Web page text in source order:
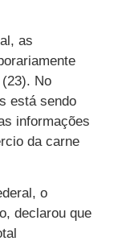
as
No
está sendo
informações
da carne
o
declarou que